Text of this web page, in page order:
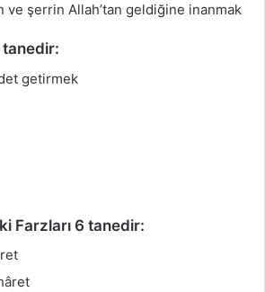
ve şerrin Allah’tan geldiğine inanmak
tanedir:
getirmek
Farzları 6 tanedir: